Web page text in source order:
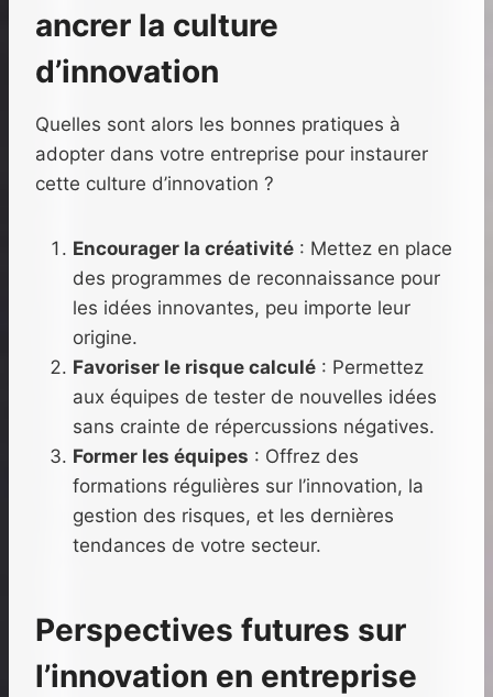
ancrer la culture
d’innovation
Quelles sont alors les bonnes pratiques à
adopter dans votre entreprise pour instaurer
cette culture d’innovation ?
Encourager la créativité : Mettez en place
des programmes de reconnaissance pour
les idées innovantes, peu importe leur
origine.
Favoriser le risque calculé : Permettez
aux équipes de tester de nouvelles idées
sans crainte de répercussions négatives.
Former les équipes : Offrez des
formations régulières sur l’innovation, la
gestion des risques, et les dernières
tendances de votre secteur.
Perspectives futures sur
l’innovation en entreprise